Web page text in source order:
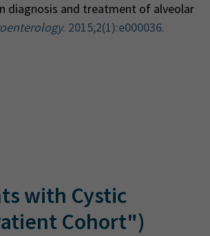
diagnosis and treatment of alveolar
. 2015;2(1):e000036.
with Cystic
Cohort")